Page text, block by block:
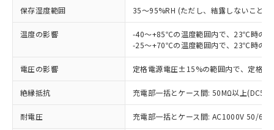
保存湿度範囲 35～95%RH (ただし、結露しないこと)
温度の影響
-40～+85℃の温度範囲内で、23℃時の
-25～+70℃の温度範囲内で、23℃時の
電圧の影響 定格電源電圧±15%の範囲内で、定格
絶縁抵抗 充電部一括とケース間: 50MΩ以上
耐電圧 充電部一括とケース間: AC1000V 50/
本サービスは、当社制御機器事業取扱
商品の当社在庫状況および標準価格
(税抜)を提供させていただくもので
当社制御機器事業取扱商品の中には、
本サービスの対象外となる商品もある
ことをご了承ください。
在庫状況および標準価格照会結果は、
記載している更新日時点での社内デー
調査・確認中：EU RoHS指令（10物質）の
非含有の対応状況を調査中または確認中の
商品です。
非該当品：ライセンス料など無形物で、有
害物質有無と関係のない商品です。
仕入先様の事情により、非含有部品として
いたものが、含有品と判明した場合などや
むを得ず変更することがあります。
※1 中国RoHS○×表
「○」：最大均質材料含有率が中国RoHSの
基準値以下であることを示します。
「×」：最大均質材料含有率が中国RoHSの
基準値を超えていることを示します。
「－」：未確認です。当社販売部門へお問
当社は、これら貴社製品のうち、外国
為替および外国貿易法に定める商品
（以下｢規制貨物等」という）を輸出
または国外への提供する場合は、日本